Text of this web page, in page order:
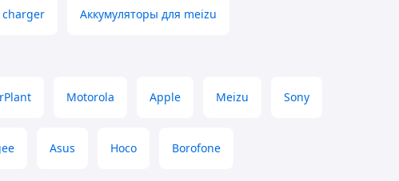
charger Аккумуляторы для meizu
Motorola Apple Meizu Sony
Asus Hoco Borofone